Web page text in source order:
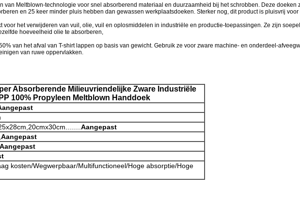
van Meltblown-technologie voor snel absorberend materiaal en duurzaamheid bij het schrobben. Deze
en 25 keer minder pluis hebben dan gewassen werkplaatsdoeken. Sterker nog, dit product is pluisvrij
voor het verwijderen van vuil, olie, vuil en oplosmiddelen in industriële en productie-toepassingen. Ze zijn
hoeveelheid olie te absorberen,
van het afval van T-shirt lappen op basis van gewicht. Gebruik ze voor zware machine- en onderdeel-
van ruwe oppervlakken.
Absorberende Milieuvriendelijke Zware Industriële
100% Propyleen Meltblown Handdoek
Aangepast
Aangepast
Aangepast
kosten/Wegwerpbaar/Multifunctioneel/Hoge absorptie/Hoge